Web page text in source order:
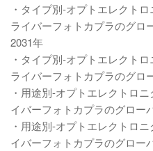
・タイプ別-オプトエレクト
ライバーフォトカプラのグロ
2031年
・タイプ別-オプトエレクト
ライバーフォトカプラのグロ
・用途別-オプトエレクトロ
イバーフォトカプラのグロー
・用途別-オプトエレクトロ
イバーフォトカプラのグロー